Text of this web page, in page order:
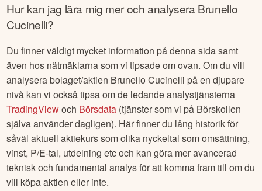
Hur kan jag lära mig mer och analyseraBrunello
Cucinelli?
Du finner väldigt mycket information på denna sida samt
även hos nätmäklarna som vi tipsade om ovan. Om du vill
analysera bolaget/aktien Brunello Cucinelli på en djupare
nivå kan vi också tipsa om de ledande analystjänsterna
TradingViewoch Börsdata (tjänster som vi på Börskollen
själva använder dagligen). Här finner du lång historik för
såväl aktuell aktiekurs som olika nyckeltal som omsättning,
vinst, P/E-tal, utdelning etc och kan göra mer avancerad
teknisk och fundamental analys för att komma fram till om du
vill köpa aktien eller inte.